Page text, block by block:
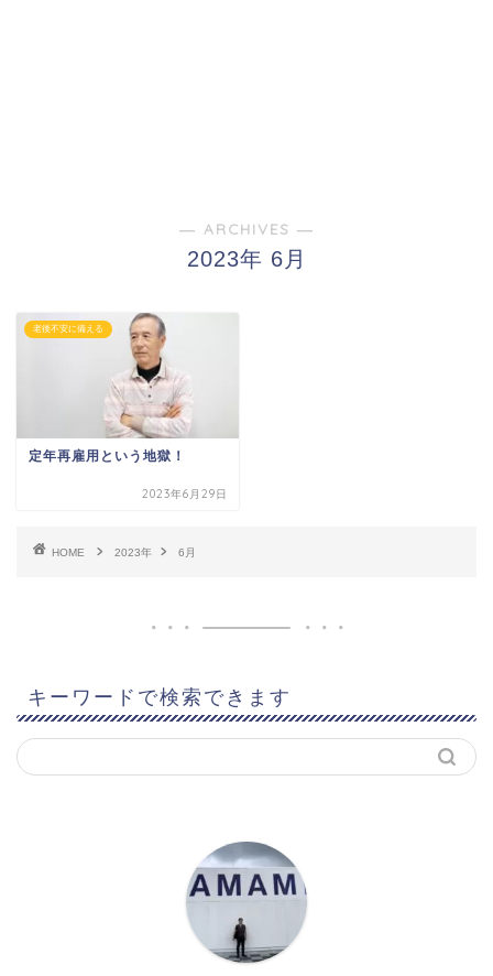
― ARCHIVES ―
2023年 6月
老後不安に備える
定年再雇用という地獄！
2023年6月29日
HOME 2023年 6月
キーワードで検索できます